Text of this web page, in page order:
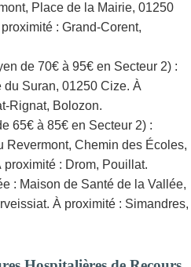
Place de la Mairie, 01250
: Grand-Corent,
de 70€ à 95€ en Secteur 2) :
du Suran, 01250 Cize. À
Rignat, Bolozon.
65€ à 85€ en Secteur 2) :
Revermont, Chemin des Écoles,
: Drom, Pouillat.
: Maison de Santé de la Vallée,
À proximité : Simandres,